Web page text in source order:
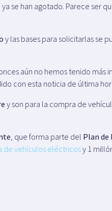
se han agotado. Parece ser
y las bases para solicitarlas se
aún no hemos tenido más
con esta noticia de última
y son para la compra de
, que forma parte del Plan de
de vehículos eléctricosy 1